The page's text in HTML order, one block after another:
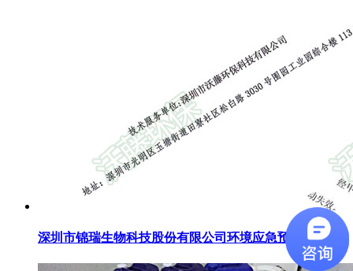
深圳市锦瑞生物科技股份有限公司环境应急预案